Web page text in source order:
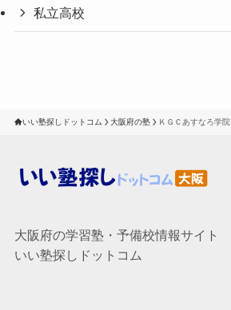
私立高校
いい塾探しドットコム 大阪府の塾 ＫＧＣあすなろ学院
大阪府の学習塾・予備校情報サイト
いい塾探しドットコム